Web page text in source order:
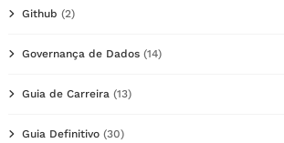
Github (2)
Governança de Dados (14)
Guia de Carreira (13)
Guia Definitivo (30)